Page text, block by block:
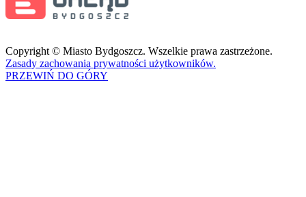
Copyright © Miasto Bydgoszcz. Wszelkie prawa zastrzeżone.
Zasady zachowania prywatności użytkowników.
PRZEWIŃ DO GÓRY